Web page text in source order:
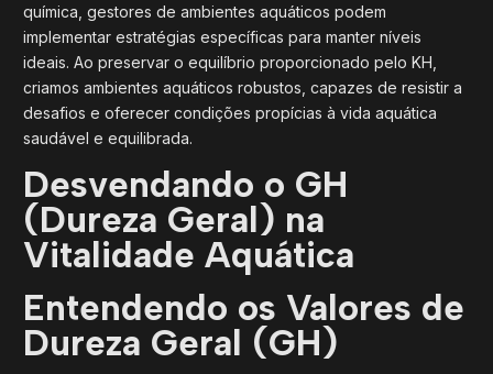
química, gestores de ambientes aquáticos podem
implementar estratégias específicas para manter níveis
ideais. Ao preservar o equilíbrio proporcionado pelo KH,
criamos ambientes aquáticos robustos, capazes de resistir a
desafios e oferecer condições propícias à vida aquática
saudável e equilibrada.
Desvendando o GH
(Dureza Geral) na
Vitalidade Aquática
Entendendo os Valores de
Dureza Geral (GH)